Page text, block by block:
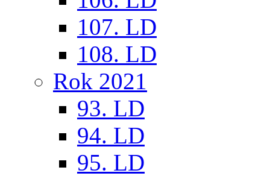
107. LD
108. LD
Rok 2021
93. LD
94. LD
95. LD